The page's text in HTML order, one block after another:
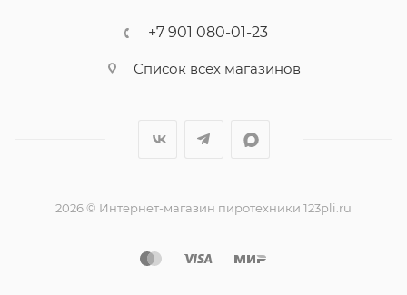
+7 901 080-01-23
Список всех магазинов
2026 © Интернет-магазин пиротехники 123pli.ru